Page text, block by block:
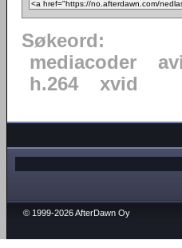
Søkeord:
mediacoder
avi
h.264
xvid
© 1999-2026 AfterDawn Oy